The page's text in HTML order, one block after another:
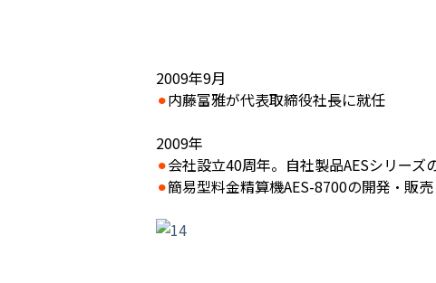
2009年9月
⚫︎内藤富雅が代表取締役社長に就任
2009年
⚫︎会社設立40周年。自社製品AESシリーズ
⚫︎簡易型料金精算機AES-8700の開発・販売